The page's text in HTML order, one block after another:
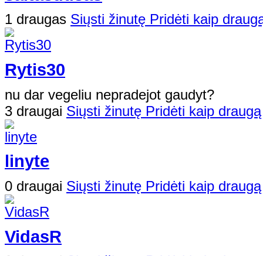
1 draugas Siųsti žinutę Pridėti kaip
Rytis30
nu dar vegeliu nepradejot gaudyt?
3 draugai Siųsti žinutę Pridėti kaip draugą
linyte
0 draugai Siųsti žinutę Pridėti kaip draugą
VidasR